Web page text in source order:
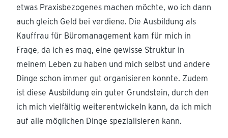
etwas Praxisbezogenes machen möchte, wo ich dann
auch gleich Geld bei verdiene. Die Ausbildung als
Kauffrau für Büromanagement kam für mich in
Frage, da ich es mag, eine gewisse Struktur in
meinem Leben zu haben und mich selbst und andere
Dinge schon immer gut organisieren konnte. Zudem
ist diese Ausbildung ein guter Grundstein, durch den
ich mich vielfältig weiterentwickeln kann, da ich mich
auf alle möglichen Dinge spezialisieren kann.